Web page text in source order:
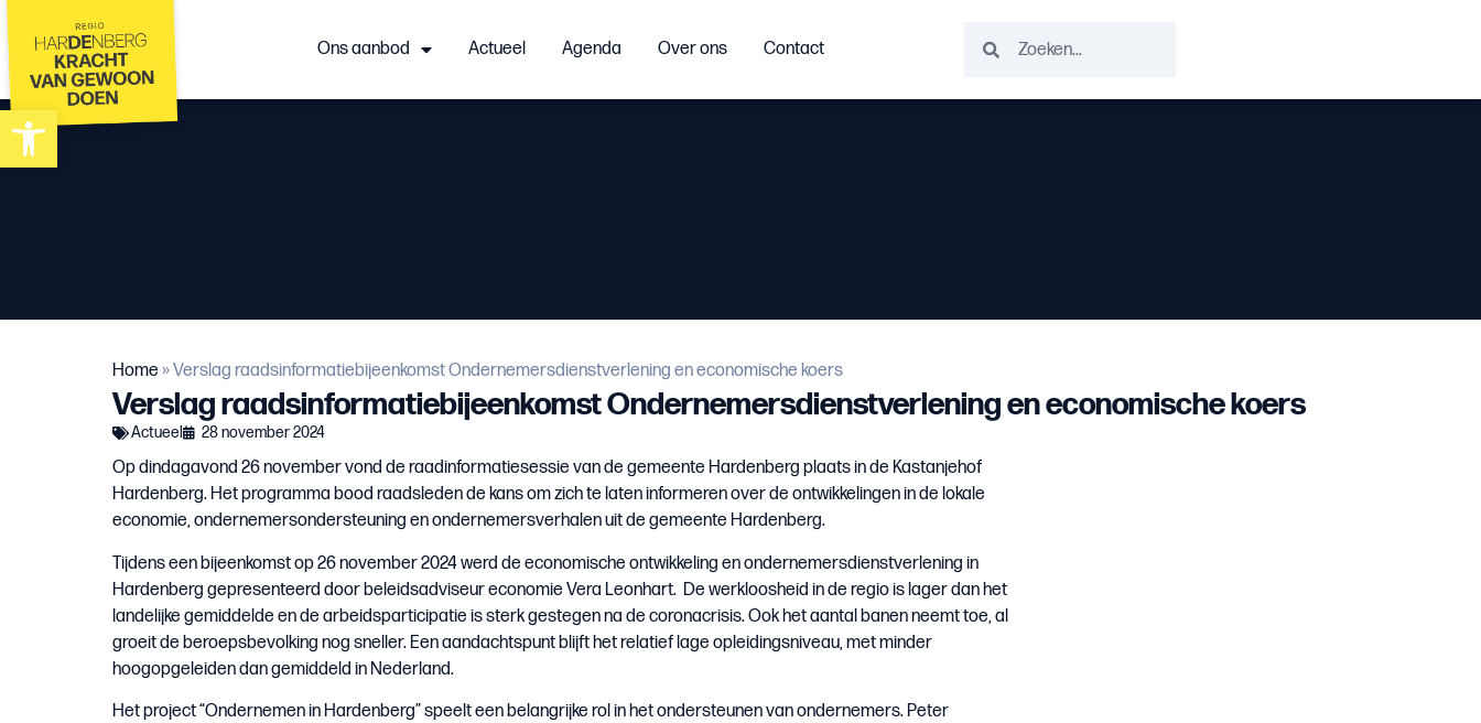
Toolbar openen
Ons aanbod Actueel Agenda Over ons Contact
Home »Verslag raadsinformatiebijeenkomst Ondernemersdienstverlening en economische koers
Verslag raadsinformatiebijeenkomst Ondernemersdienstverlening en economische koers
Actueel 28 november 2024
Op dindagavond 26 november vond de raadinformatiesessie van de gemeente Hardenberg plaats in de Kastanjehof
Hardenberg. Het programma bood raadsleden de kans om zich te laten informeren over de ontwikkelingen in de lokale
economie, ondernemersondersteuning en ondernemersverhalen uit de gemeente Hardenberg.
Tijdens een bijeenkomst op 26 november 2024 werd de economische ontwikkeling en ondernemersdienstverlening in
Hardenberg gepresenteerd door beleidsadviseur economie Vera Leonhart. De werkloosheid in de regio is lager dan het
landelijke gemiddelde en de arbeidsparticipatie is sterk gestegen na de coronacrisis. Ook het aantal banen neemt toe, al
groeit de beroepsbevolking nog sneller. Een aandachtspunt blijft het relatief lage opleidingsniveau, met minder
hoogopgeleiden dan gemiddeld in Nederland.
Het project “Ondernemen in Hardenberg” speelt een belangrijke rol in het ondersteunen van ondernemers. Peter